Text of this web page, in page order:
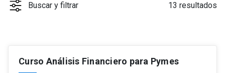
Buscar y filtrar 13 resultados
Tipo keyboard_arrow_down
Curso Análisis Financiero para Pymes